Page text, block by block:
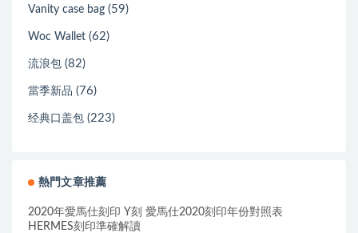
Vanity case bag (59)
Woc Wallet (62)
流浪包 (82)
當季新品 (76)
经典口盖包 (223)
熱門文章推薦
2020年愛馬仕刻印 Y刻 愛馬仕2020刻印年份對照表
HERMES刻印準確解讀